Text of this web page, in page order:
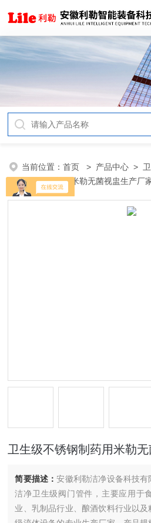
当前位置：首页 > 产品中心 >
不锈钢制药用米勒无菌视盅生产厂
卫生级不锈钢制药用米勒
简要描述：安徽利勒洁净设备科技
洁净卫生级阀门管件，主要应用于
业、乳制品行业、酿酒饮料行业以